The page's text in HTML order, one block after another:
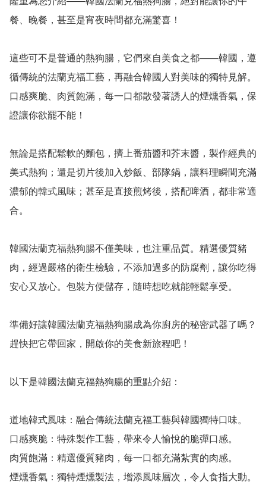
餐、晚餐，甚至是宵夜時間都充滿驚喜！
這些可不是普通的熱狗腸，它們來自美食之都——韓國，遵
循傳統的法蘭克福工藝，再融合韓國人對美味的獨特見解。
口感爽脆、肉質飽滿，每一口都散發著誘人的煙燻香氣，保
證讓你欲罷不能！
無論是搭配鬆軟的麵包，擠上番茄醬和芥末醬，製作經典的
美式熱狗；還是切片後加入炒飯、部隊鍋，讓料理瞬間充滿
濃郁的韓式風味；甚至是直接煎烤後，搭配啤酒，都非常適
合。
韓國法蘭克福熱狗腸不僅美味，也注重品質。精選優質豬
肉，經過嚴格的衛生檢驗，不添加過多的防腐劑，讓你吃得
安心又放心。包裝方便儲存，隨時想吃就能輕鬆享受。
準備好讓韓國法蘭克福熱狗腸成為你廚房的秘密武器了嗎？
趕快把它帶回家，開啟你的美食新旅程吧！
以下是韓國法蘭克福熱狗腸的重點介紹：
道地韓式風味：融合傳統法蘭克福工藝與韓國獨特口味。
口感爽脆：特殊製作工藝，帶來令人愉悅的脆彈口感。
肉質飽滿：精選優質豬肉，每一口都充滿紮實的肉感。
煙燻香氣：獨特煙燻製法，增添風味層次，令人食指大動。